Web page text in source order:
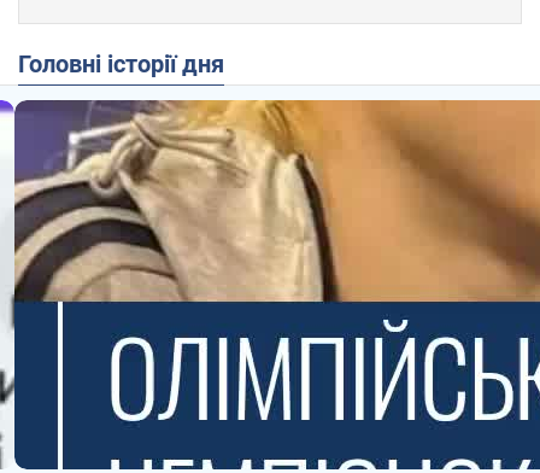
Головні історії дня